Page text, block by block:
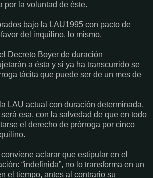
por la voluntad de éste.
bajo la LAU1995 con pacto de
del inquilino, lo mismo.
Decreto Boyer de duración
a ésta y si ya ha transcurrido se
tácita que puede ser de un mes de
LAU actual con duración determinada,
esa, con la salvedad de que en todo
el derecho de prórroga por cinco
aclarar que estipular en el
“indefinida”, no lo transforma en un
el tiempo, antes al contrario su